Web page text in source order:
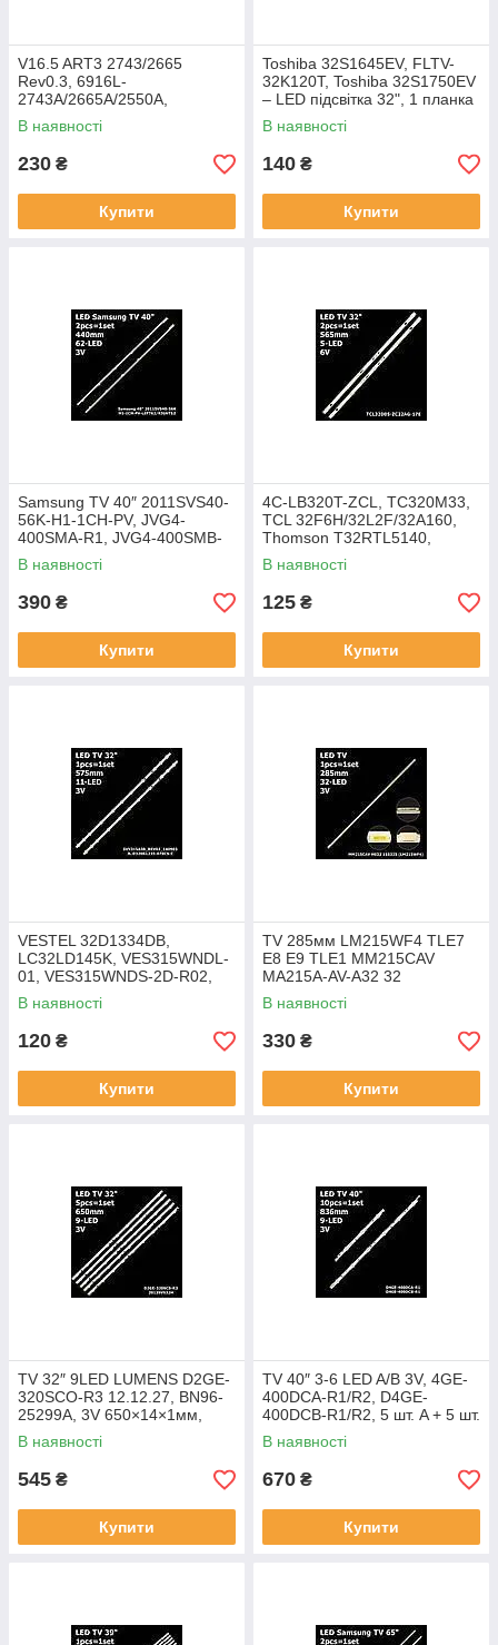
V16.5 ART3 2743/2665
Rev0.3, 6916L-
2743A/2665A/2550A,
43LK5100PLA, 1 шт. LED
підсвітка
В наявності
230 ₴
Купити
Toshiba 32S1645EV, FLTV-
32K120T, Toshiba 32S1750EV
– LED підсвітка 32", 1 планка
В наявності
140 ₴
Купити
Samsung TV 40″ 2011SVS40-
56K-H1-1CH-PV, JVG4-
400SMA-R1, JVG4-400SMB-
R1, BN64-01639A,
UE40D6530WS, 2 шт. LED
В наявності
390 ₴
Купити
4C-LB320T-ZCL, TC320M33,
TCL 32F6H/32L2F/32A160,
Thomson T32RTL5140,
L32M5-AL, 1 шт. LED підсвітка
В наявності
125 ₴
Купити
VESTEL 32D1334DB,
LC32LD145K, VES315WNDL-
01, VES315WNDS-2D-R02,
32HA5000, TV 32″ 11-LED
575мм 3V, 17DLB32NER1,
В наявності
120 ₴
Купити
TV 285мм LM215WF4 TLE7
E8 E9 TLE1 MM215CAV
MA215A-AV-A32 32
MM215CAV H032 110325
(LM215WF4) 1 шт. LED
В наявності
330 ₴
Купити
TV 32″ 9LED LUMENS D2GE-
320SCO-R3 12.12.27, BN96-
25299A, 3V 650×14×1мм,
UE32F4500AK, 5 шт. LED
підсвітка
В наявності
545 ₴
Купити
TV 40″ 3-6 LED A/B 3V, 4GE-
400DCA-R1/R2, D4GE-
400DCB-R1/R2, 5 шт. A + 5 шт.
B = 10 шт., 836 мм, LED
підсвітка
В наявності
670 ₴
Купити